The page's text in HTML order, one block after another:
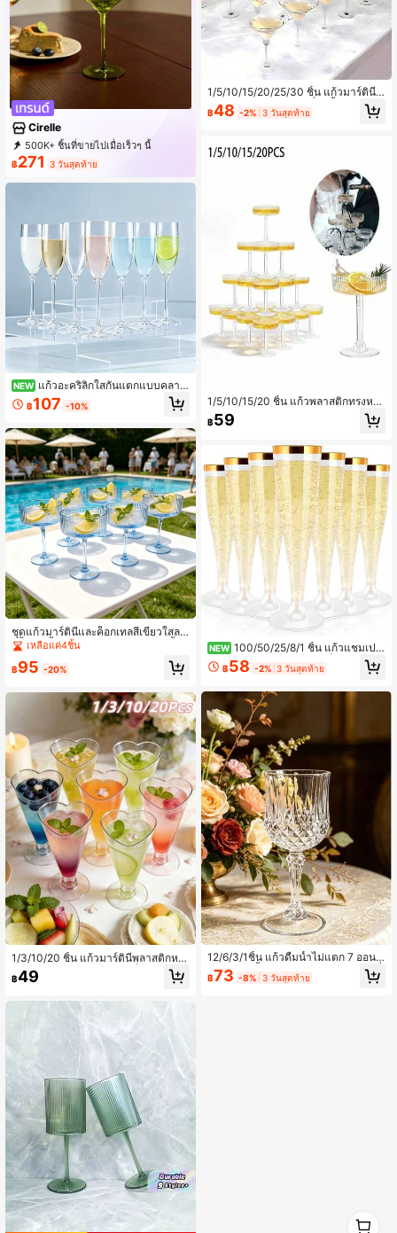
Cirelle
500K+ ชิ้นที่ขายไปเมื่อเร็วๆ นี้
99K+ ซื้อซ้ำ
396K การสมัครสมาชิก
฿271 3 วันสุดท้าย
NEW แก้วอะคริลิกใสกันแตกแบบคลาส
สิกก้านสูง มีหลายจำนวนให้เลือกสำหรั
บแชมเปญและค็อกเทล วัสดุอะคริลิกนุ่ม
าสสิก ใช้ได้ทั้งในร่มและกลางแจ้ง เหมา
ะสำหรับงานสังสรรค์ ปาร์ตี้ ปิกนิก และกิ
จกรรมต่างๆ
฿107 -10%
ชุดแก้วมาร์ตินี่และค็อกเทลสีเขียวใสลา
ยริ้ว 12 ชิ้น/ชุด ขนาด (12/6/4/2/1 ชิ้น/
ชุด) แก้วไอศกรีมลายริ้วแนวตั้ง แก้วซัน
เดย์ แก้วน้ำผลไม้ แก้วแชมเปญ แก้วน้ำ
ทำน้ำผลไม้ ไอศกรีม โยเกิร์ต หรือของห
วานเย็นอื่นๆ งานปาร์ตี้ชายหาดกลางแ
จ้งฤดูร้อน งานแต่งงาน เหมาะสำหรับวั
นวาเลนไทน์ งานเลี้ยงแต่งงาน ปาร์ตี้ช
ายหาด งานปาร์ตี้กลางแจ้งขนาดใหญ่
เหลือแค่4ชิ้น
฿95 -20%
1/3/10/20 ชิ้น แก้วมาร์ตินีพลาสติกหรู
หรา 5 ออนซ์ เหมาะสำหรับค็อกเทล แช
มเปญ และของหวาน สามารถใช้ซ้ำได้
งานปาร์ตี้อื่นๆ
฿49
1/5/10/15/20/25/30 ชิ้น แก้วมาร์ตินีพ
ลาสติกหรูหรา 5 ออนซ์ที่ใช้ซ้ำได้ - เหม
าะสำหรับค็อกเทล แชมเปญ และถ้วยขน
฿48 -2% 3 วันสุดท้าย
1/5/10/15/20 ชิ้น แก้วพลาสติกทรงหอ
แชมเปญสร้างสรรค์ เหมาะสำหรับไวน์
ค็อกเทล เบียร์ เครื่องดื่ม ของหวาน ฯลฯ
รับงานแต่งงาน
฿59
NEW 100/50/25/8/1 ชิ้น แก้วแชมเปญ
ขอบทองใส, แก้วไวน์, แก้วค็อกเทล, แก้
วดื่มฉลองงานแต่งงาน, เหมาะสำหรับเ
ด, กลับโรงเรียน, แลกเปลี่ยนของขวัญ, ก
ารรวมตัวของเพื่อนร่วมชั้น, การสร้างที
ม, ฮาโลวีน, คริสต์มาส, กิจกรรมวันหยุ
ด, แคมปิ้ง, ปิกนิก, แก้วที่ใช้ซ้ำได้, แก้ว
ระดับสูง, แก้วน้ำผลไม้, แก้วกาแฟ
฿58 -2% 3 วันสุดท้าย
12/6/3/1ชิ้น แก้วดื่มน้ำไม่แตก 7 ออนซ์
แก้วก้านสีน้ำเงิน แก้วแชมเปญวินเทจที่
ใช้ซ้ำได้ เหมาะสำหรับวันวาเลนไทน์ ง
฿73 -8% 3 วันสุดท้าย